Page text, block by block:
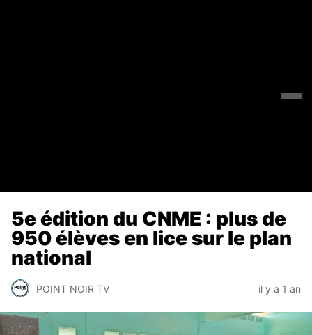
5e édition du CNME : plus de
950 élèves en lice sur le plan
national
POINT NOIR TV il y a 1 an